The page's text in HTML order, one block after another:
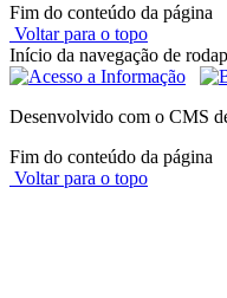
Fim do conteúdo da página
Voltar para o topo
Início da navegação de
Desenvolvido com o CMS
Fim do conteúdo da página
Voltar para o topo